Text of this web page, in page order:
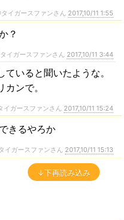
イガースファンさん 2017,10/11 1:55
？
イガースファンさん 2017,10/11 3:44
いると聞いたような。
ンで。
ガースファンさん 2017,10/11 15:24
きるやろか
イガースファンさん 2017,10/11 15:13
↓下再読み込み